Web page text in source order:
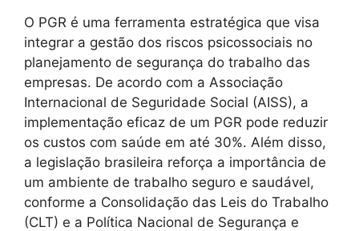
O PGR é uma ferramenta estratégica que visa
integrar a gestão dos riscos psicossociais no
planejamento de segurança do trabalho das
empresas. De acordo com a Associação
Internacional de Seguridade Social (AISS), a
implementação eficaz de um PGR pode reduzir
os custos com saúde em até 30%. Além disso,
a legislação brasileira reforça a importância de
um ambiente de trabalho seguro e saudável,
conforme a Consolidação das Leis do Trabalho
(CLT) e a Política Nacional de Segurança e